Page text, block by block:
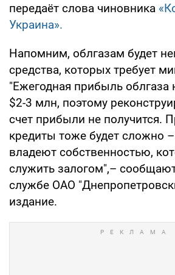
передаёт слова чиновника
Украина».
Напомним, облгазам будет
средства, которых требует
"Ежегодная прибыль
$2-3 млн, поэтому
счет прибыли не получится.
кредиты тоже будет сложно
владеют собственностью,
служить залогом",–
службе ОАО
издание.